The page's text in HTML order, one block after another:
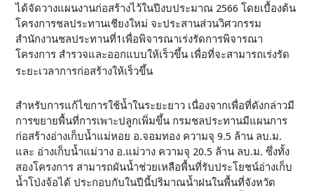
ได้จัดวางแผนงานก่อสร้างไว้ในปีงบประมาณ 2566 โดยเบื้องต้น
โครงการชลประทานเชียงใหม่ จะประสานส่วนวิศวกรรม
สำนักงานชลประทานที่1เพื่อพิจารณาเร่งรัดการพิจารณา
โครงการ สำรวจและออกแบบให้เร็วขึ้น เพื่อที่จะสามารถเร่งรัด
ระยะเวลาการก่อสร้างให้เร็วขึ้น
สำหรับการแก้ไขการใช้น้ำในระยะยาว เนื่องจากเพื่อที่ดังกล่าวมี
การขยายพื้นที่การเพาะปลูกเพิ่มขึ้น กรมชลประทานมีแผนการ
ก่อสร้างอ่างเก็บน้ำแม่หอย อ.จอมทอง ความจุ 9.5 ล้าน ลบ.ม.
และ อ่างเก็บน้ำแม่วาง อ.แม่วาง ความจุ 20.5 ล้าน ลบ.ม. ซึ่งทั้ง
สองโครงการ สามารถผันน้ำช่วยเหลือพื้นที่รับประโยชน์อ่างเก็บ
น้ำโป่งจ้อได้ ประกอบกับในปีนี้ปริมาณน้ำฝนในพื้นที่จังหวัด